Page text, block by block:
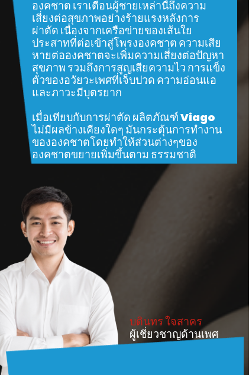
องคชาต เราเตือนผู้ชายเหล่านี้ถึงความ
เสี่ยงต่อสุขภาพอย่างร้ายแรงหลังการ
ผ่าตัด เนื่องจากเครือข่ายของเส้นใย
ประสาทที่ต่อเข้าสู่โพรงองคชาต ความเสีย
หายต่อองคชาตจะเพิ่มความเสี่ยงต่อปัญหา
สุขภาพ รวมถึงการสูญเสียความไว การแข็ง
ตัวของอวัยวะเพศที่เจ็บปวด ความอ่อนแอ
และภาวะมีบุตรยาก
เมื่อเทียบกับการผ่าตัด ผลิตภัณฑ์ Viago
ไม่มีผลข้างเคียงใดๆ มันกระตุ้นการทำงาน
ขององคชาตโดยทำให้ส่วนต่างๆของ
องคชาตขยายเพิ่มขึ้นตาม ธรรมชาติ
บดินทร ใจสาคร
ผู้เชี่ยวชาญด้านเพศ